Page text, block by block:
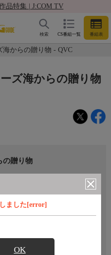
品特集 | J:COM TV
CS番組一覧 番組表
検索
海からの贈り物 - QVC
ました[error]
OK
ズ海からの贈り物
の贈り物
アプリ視聴